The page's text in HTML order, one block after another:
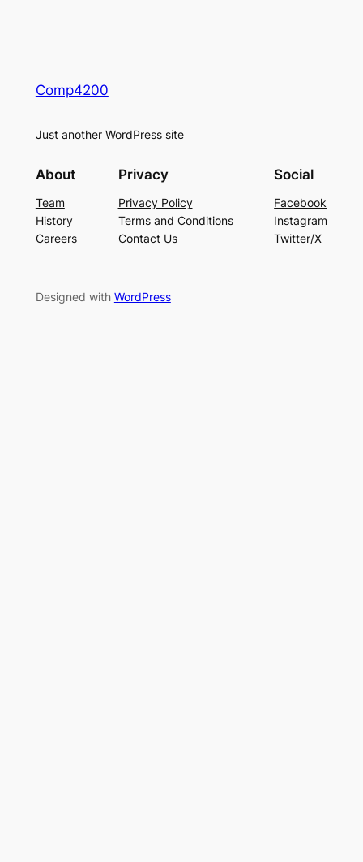
Comp4200
Just another WordPress site
About
Team
History
Careers
Privacy
Privacy Policy
Terms and Conditions
Contact Us
Social
Facebook
Instagram
Twitter/X
Designed with WordPress